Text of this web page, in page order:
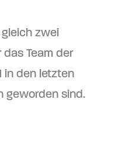
zwei
Team der
in den letzten
geworden sind.